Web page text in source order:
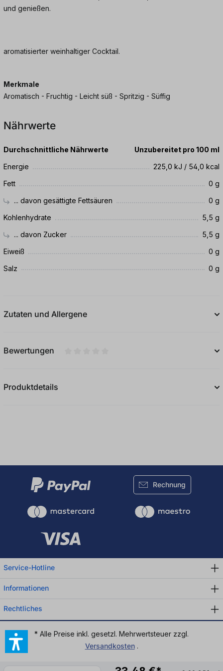
und genießen.
aromatisierter weinhaltiger Cocktail.
Merkmale
Aromatisch - Fruchtig - Leicht süß - Spritzig - Süffig
Nährwerte
Durchschnittliche Nährwerte
Unzubereitet pro 100 ml
Energie
225,0 kJ / 54,0 kcal
Fett
0 g
... davon gesättigte Fettsäuren
0 g
Kohlenhydrate
5,5 g
... davon Zucker
5,5 g
Eiweiß
0 g
Salz
0 g
Zutaten und Allergene
Bewertungen
Produktdetails
Rechnung
Service-Hotline
Informationen
Rechtliches
* Alle Preise inkl. gesetzl. Mehrwertsteuer zzgl.
Versandkosten.